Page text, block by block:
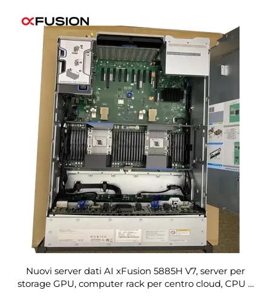
Nuovi server dati AI xFusion 5885H V7, server per
storage GPU, computer rack per centro cloud, CPU a